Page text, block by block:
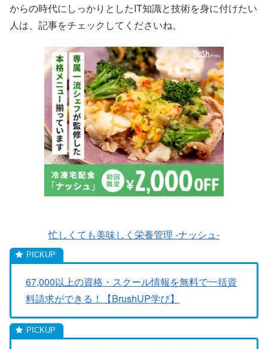
からの時代にしっかりとしたIT知識と技術を身に付けたい
人は、記事をチェックしてくださいね。
忙しくても美味しく栄養管理 -ナッシュ-
67,000以上の資格・スクール情報を無料で一括資
料請求ができる！【BrushUP学び】